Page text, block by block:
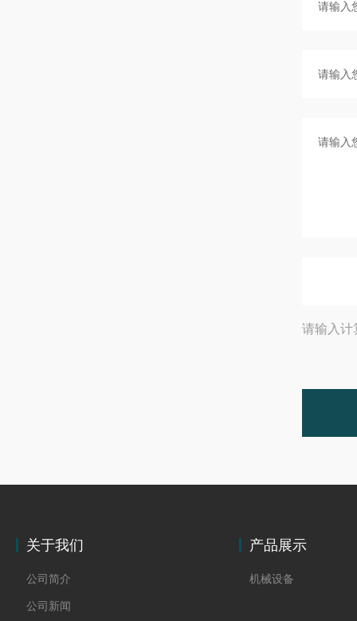
请输入计
关于我们
公司简介
公司新闻
产品展示
机械设备